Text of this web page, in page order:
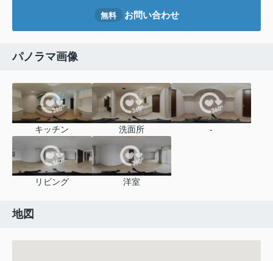
無料 お問い合わせ
パノラマ画像
キッチン 洗面所 -
リビング 洋室
地図